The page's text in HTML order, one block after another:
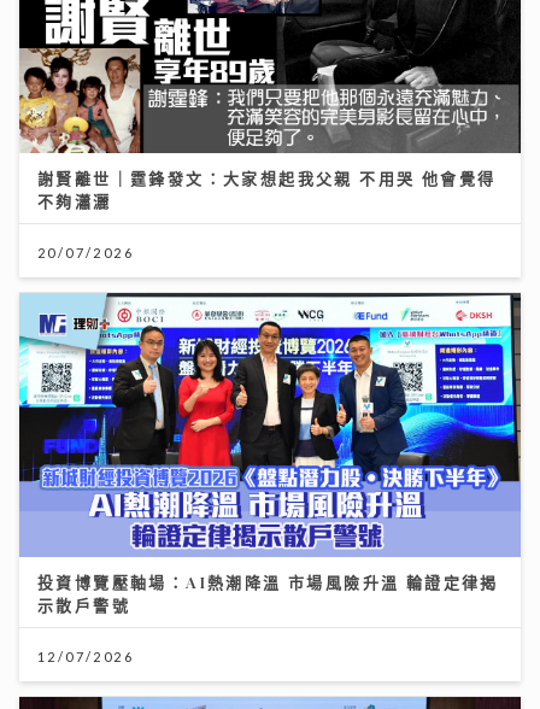
謝賢離世｜霆鋒發文：大家想起我父親 不用哭 他會覺得
不夠瀟灑
20/07/2026
投資博覽壓軸場：AI熱潮降溫 市場風險升溫 輪證定律揭
示散戶警號
12/07/2026